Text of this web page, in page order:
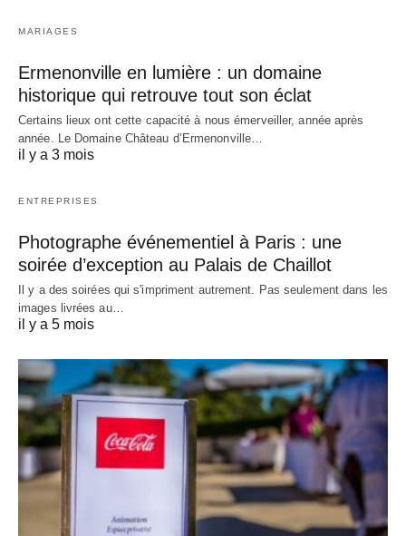
MARIAGES
Ermenonville en lumière : un domaine
historique qui retrouve tout son éclat
Certains lieux ont cette capacité à nous émerveiller, année après
année. Le Domaine Château d’Ermenonville…
il y a 3 mois
ENTREPRISES
Photographe événementiel à Paris : une
soirée d’exception au Palais de Chaillot
Il y a des soirées qui s'impriment autrement. Pas seulement dans les
images livrées au…
il y a 5 mois